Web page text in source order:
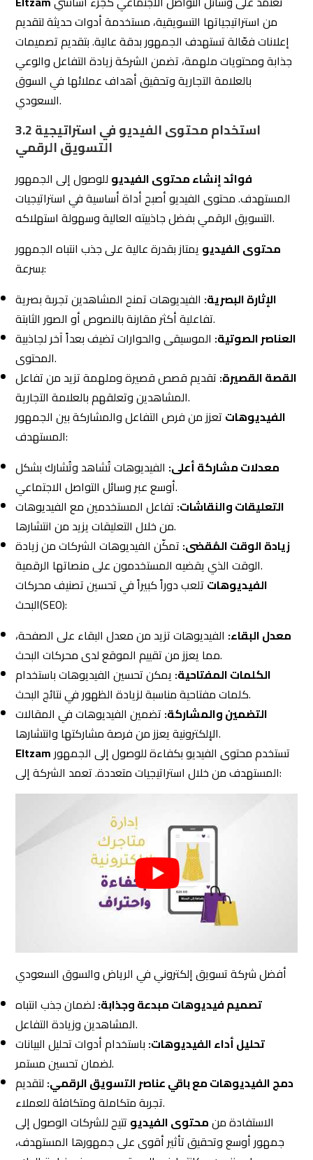
3.2 استخدام محتوى الفيديو في استراتيجية
التسويق الرقمي
فوائد إنشاء محتوى الفيديوللوصول إلى الجمهور
المستهدف. محتوى الفيديو أصبح أداة أساسية في استراتيجيات
محتوى الفيديويمتاز بقدرة عالية على جذب انتباه الجمهور
بسرعة:
الإثارة البصرية:الفيديوهات تمنح المشاهدين تجربة بصرية
تفاعلية أكثر مقارنة بالنصوص أو الصور الثابتة.
العناصر الصوتية:الموسيقى والحوارات تضيف بعداً آخر لجاذبية
القصة القصيرة:تقديم قصص قصيرة وملهمة تزيد من تفاعل
الفيديوهاتتعزز من فرص التفاعل والمشاركة بين الجمهور
المستهدف:
معدلات مشاركة أعلى:الفيديوهات تُشاهد وتُشارك بشكل
التعليقات والنقاشات:تفاعل المستخدمين مع الفيديوهات
من خلال التعليقات يزيد من انتشارها.
زيادة الوقت المُقضى:تمكّن الفيديوهات الشركات من زيادة
الفيديوهاتتلعب دوراً كبيراً في تحسين تصنيف محركات
البحث(SEO):
معدل البقاء:الفيديوهات تزيد من معدل البقاء على الصفحة،
مما يعزز من تقييم الموقع لدى محركات البحث.
الكلمات المفتاحية:يمكن تحسين الفيديوهات باستخدام
كلمات مفتاحية مناسبة لزيادة الظهور في نتائج البحث.
التضمين والمشاركة:تضمين الفيديوهات في المقالات
Eltzamتستخدم محتوى الفيديو بكفاءة للوصول إلى الجمهور
أفضل شركة تسويق إلكتروني في الرياض والسوق السعودي
تصميم فيديوهات مبدعة وجذابة:
المشاهدين وزيادة التفاعل.
تحليل أداء الفيديوهات:
دمج الفيديوهات مع باقي عناصر التسويق الرقمي:
تجربة متكاملة ومتكافئة للعملاء.
الاستفادة منمحتوى الفيديوتتيح للشركات الوصول إلى
جمهور أوسع وتحقيق تأثير أقوى على جمهورها المستهدف،
مما يعزز من مكانتها في السوق ويسهم في زيادة الولاء
والمبيعات.
3.3 تحسين محتوى موقع الويب لمحركات البحث
أساليب تحسين محتوى موقع الويب لتحسين
وصوله للجمهور المستهدف